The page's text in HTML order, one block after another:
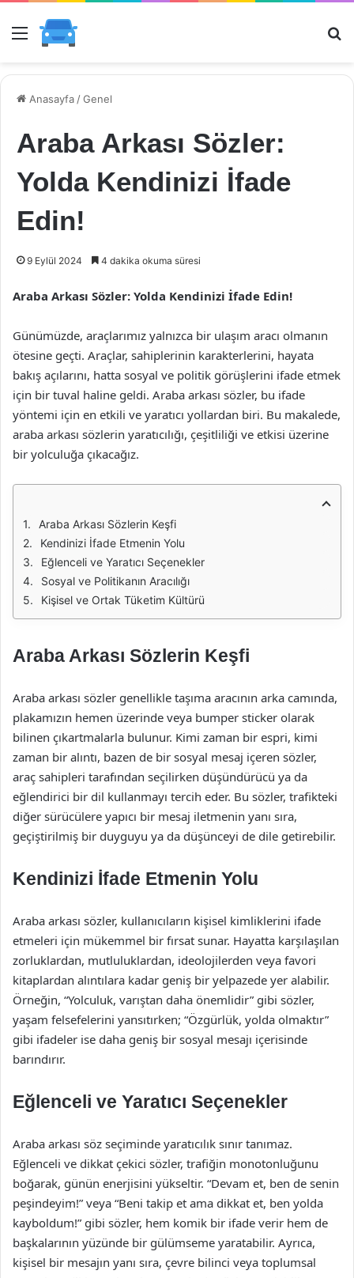
Menü
Anasayfa /Genel
Araba Arkası Sözler:
Yolda Kendinizi İfade
Edin!
9 Eylül 2024 4 dakika okuma süresi
Araba Arkası Sözler: Yolda Kendinizi İfade Edin!
Günümüzde, araçlarımız yalnızca bir ulaşım aracı olmanın
ötesine geçti. Araçlar, sahiplerinin karakterlerini, hayata
bakış açılarını, hatta sosyal ve politik görüşlerini ifade etmek
için bir tuval haline geldi. Araba arkası sözler, bu ifade
yöntemi için en etkili ve yaratıcı yollardan biri. Bu makalede,
araba arkası sözlerin yaratıcılığı, çeşitliliği ve etkisi üzerine
bir yolculuğa çıkacağız.
Araba Arkası Sözlerin Keşfi
Kendinizi İfade Etmenin Yolu
Eğlenceli ve Yaratıcı Seçenekler
Sosyal ve Politikanın Aracılığı
Kişisel ve Ortak Tüketim Kültürü
Araba Arkası Sözlerin Keşfi
Araba arkası sözler genellikle taşıma aracının arka camında,
plakamızın hemen üzerinde veya bumper sticker olarak
bilinen çıkartmalarla bulunur. Kimi zaman bir espri, kimi
zaman bir alıntı, bazen de bir sosyal mesaj içeren sözler,
araç sahipleri tarafından seçilirken düşündürücü ya da
eğlendirici bir dil kullanmayı tercih eder. Bu sözler, trafikteki
diğer sürücülere yapıcı bir mesaj iletmenin yanı sıra,
geçiştirilmiş bir duyguyu ya da düşünceyi de dile getirebilir.
Kendinizi İfade Etmenin Yolu
Araba arkası sözler, kullanıcıların kişisel kimliklerini ifade
etmeleri için mükemmel bir fırsat sunar. Hayatta karşılaşılan
zorluklardan, mutluluklardan, ideolojilerden veya favori
kitaplardan alıntılara kadar geniş bir yelpazede yer alabilir.
Örneğin, “Yolculuk, varıştan daha önemlidir” gibi sözler,
yaşam felsefelerini yansıtırken; “Özgürlük, yolda olmaktır”
gibi ifadeler ise daha geniş bir sosyal mesajı içerisinde
barındırır.
Eğlenceli ve Yaratıcı Seçenekler
Araba arkası söz seçiminde yaratıcılık sınır tanımaz.
Eğlenceli ve dikkat çekici sözler, trafiğin monotonluğunu
boğarak, günün enerjisini yükseltir. “Devam et, ben de senin
peşindeyim!” veya “Beni takip et ama dikkat et, ben yolda
kayboldum!” gibi sözler, hem komik bir ifade verir hem de
başkalarının yüzünde bir gülümseme yaratabilir. Ayrıca,
kişisel bir mesajın yanı sıra, çevre bilinci veya toplumsal